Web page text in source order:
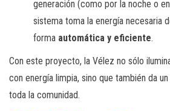
generación (como por la noche o
sistema toma la energía necesaria
forma automática y eficiente.
Con este proyecto, la Vélez no sólo
con energía limpia, sino que también da
toda la comunidad.